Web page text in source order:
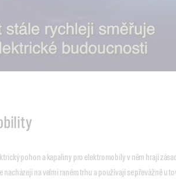
pohon a kapaliny pro elektromobily v něm hrají
nacházejí na velmi raném trhu a používají se převážně u